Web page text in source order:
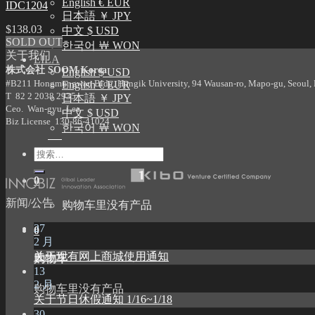
English € EUR
日本語 ￥ JPY
中文 $ USD
한국어 ￦ WON
LILA
English $ USD
English € EUR
日本語 ￥ JPY
中文 $ USD
한국어 ￦ WON
搜
索：
0
购物车里没有产品
0
购物车
购物车里没有产品
IDC1204
$138.03
SOLD OUT
关于我们
株式会社 SOOM Korea
#B211 Hongmungwan Bldg, Hongik University, 94 Wausan-ro, Mapo-gu, Seoul,
T 82 2 2038 2935
Ceo. Wan-gyu, Lee
Biz License 130-86-41024
新闻/公告
27
2 月
关于现有网上商城使用通知
13
2 月
关于节日休假通知 1/16~1/18